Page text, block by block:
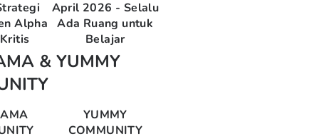
Alpha
April 2026 - Selalu
Ada Ruang untuk
Belajar
& YUMMY
YUMMY
COMMUNITY